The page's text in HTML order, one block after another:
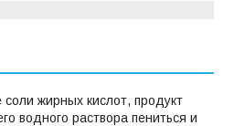
жирных кислот, продукт
водного раствора пениться и